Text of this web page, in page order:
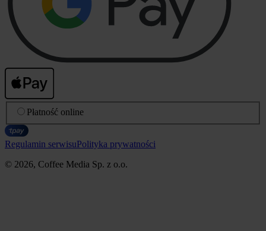
Płatność online
Regulamin serwisuPolityka prywatności
© 2026, Coffee Media Sp. z o.o.